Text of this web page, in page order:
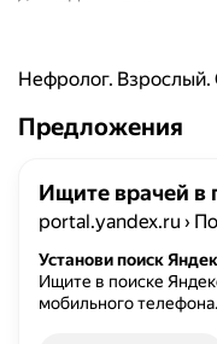
Нефролог. Взрослый.
Предложения
Ищите врачей в
portal.yandex.ru ›
Установи поиск
Ищите в поиске
мобильного телефона.